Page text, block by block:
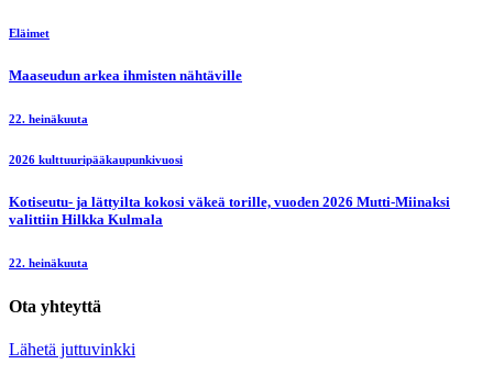
Eläimet
Maaseudun arkea ihmisten nähtäville
22. heinäkuuta
2026 kulttuuripääkaupunkivuosi
Kotiseutu- ja lättyilta kokosi väkeä torille, vuoden 2026 Mutti-Miinaksi
valittiin Hilkka Kulmala
22. heinäkuuta
Ota yhteyttä
Lähetä juttuvinkki